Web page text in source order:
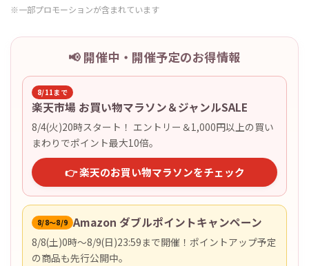
※一部プロモーションが含まれています
📢 開催中・開催予定のお得情報
8/11まで
楽天市場 お買い物マラソン＆ジャンルSALE
8/4(火)20時スタート！ エントリー＆1,000円以上の買い
まわりでポイント最大10倍。
👉 楽天のお買い物マラソンをチェック
8/8〜8/9 Amazon ダブルポイントキャンペーン
8/8(土)0時〜8/9(日)23:59まで開催！ポイントアップ予定
の商品も先行公開中。